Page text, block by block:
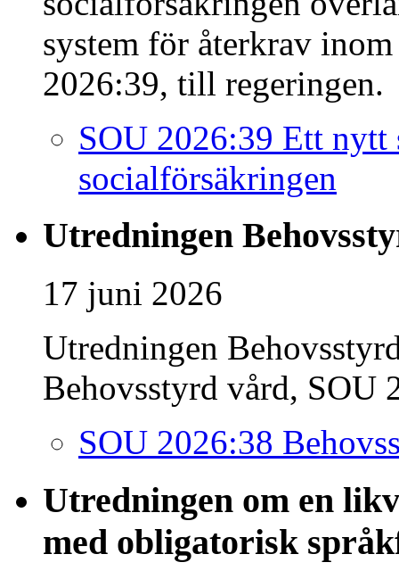
system för återkrav
2026:39, till regeringen.
SOU 2026:39 Ett
socialförsäkringen
Utredningen
17 juni 2026
Utredningen
Behovsstyrd vård, SOU
SOU 2026:38
Utredningen om en
med obligatorisk